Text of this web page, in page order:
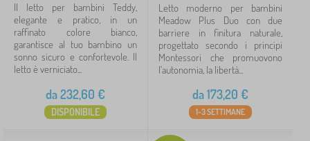
Il letto per bambini Teddy,
elegante e pratico, in un
raffinato colore bianco,
garantisce al tuo bambino un
sonno sicuro e confortevole. Il
letto è verniciato...
da232,60 €
DISPONIBILE
Letto moderno per bambini
Meadow Plus Duo con due
barriere in finitura naturale,
progettato secondo i principi
Montessori che promuovono
l'autonomia, la libertà...
da173,20 €
1-3 SETTIMANE